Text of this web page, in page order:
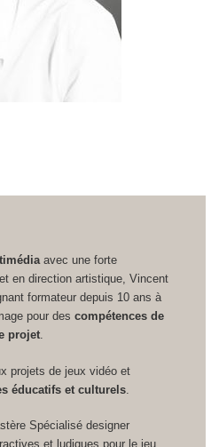
avec une forte
en direction artistique, Vincent
formateur depuis 10 ans à
pour des compétences de
projet.
projets de jeux vidéo et
éducatifs et culturels.
Spécialisé designer
et ludiques pour le jeu